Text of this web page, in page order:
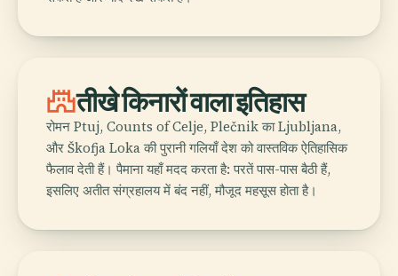
castleतीखे किनारों वाला इतिहास
रोमन Ptuj, Counts of Celje, Plečnik का Ljubljana,
और Škofja Loka की पुरानी गलियाँ देश को वास्तविक ऐतिहासिक
फैलाव देती हैं। पैमाना यहाँ मदद करता है: परतें पास-पास बैठी हैं,
इसलिए अतीत संग्रहालय में बंद नहीं, मौजूद महसूस होता है।